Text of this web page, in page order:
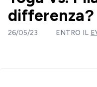
differenza?
26/05/23 ENTRO IL